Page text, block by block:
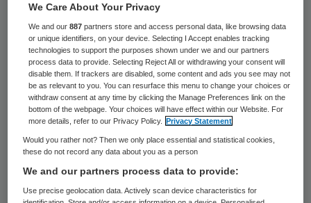
toeslag psychodiagnostiek opgenomen.
Daarin wordt zowel de directe als de
indirecte tijd uit analyses is meegenomen.
Het Nederlands Instituut van Psychologen
(NIP) is tevreden met deze nieuwe toeslag
in de ggz en forensische zorg.
Het NIP en de Nederlandse Vereniging voor
Psychotherapie (NVP)verzochten de NZa
We Care About Your Privacy
We and our887 partners store and access personal data, like browsing data
or unique identifiers, on your device. Selecting I Accept enables tracking
technologies to support the purposes shown under we and our partners
process data to provide. Selecting Reject All or withdrawing your consent will
disable them. If trackers are disabled, some content and ads you see may not
be as relevant to you. You can resurface this menu to change your choices or
withdraw consent at any time by clicking the Manage Preferences link on the
bottom of the webpage. Your choices will have effect within our Website. For
more details, refer to our Privacy Policy.
Privacy Statement
Would you rather not? Then we only place essential and statistical cookies,
these do not record any data about you as a person
We and our partners process data to provide:
Use precise geolocation data. Actively scan device characteristics for